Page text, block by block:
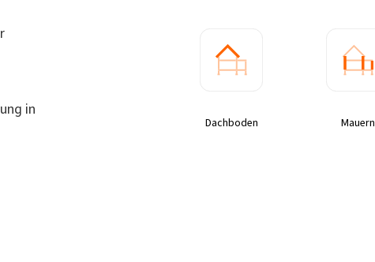
in
Dachboden Mauern